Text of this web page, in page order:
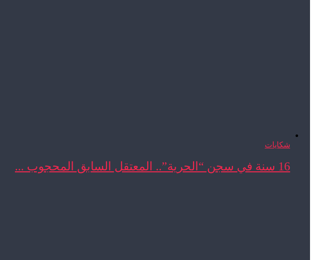
شكايات
16 سنة في سجن “الحرية”.. المعتقل السابق المحجوب ...